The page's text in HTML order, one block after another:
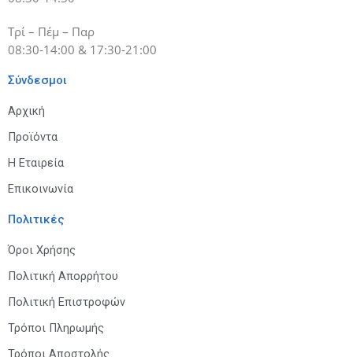
Τρί – Πέμ – Παρ
08:30-14:00 & 17:30-21:00
Σύνδεσμοι
Αρχική
Προϊόντα
Η Εταιρεία
Επικοινωνία
Πολιτικές
Όροι Χρήσης
Πολιτική Απορρήτου
Πολιτική Επιστροφών
Τρόποι Πληρωμής
Τρόποι Αποστολής